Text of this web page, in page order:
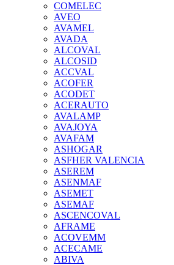
COMELEC
AVEO
AVAMEL
AVADA
ALCOVAL
ALCOSID
ACCVAL
ACOFER
ACODET
ACERAUTO
AVALAMP
AVAJOYA
AVAFAM
ASHOGAR
ASFHER VALENCIA
ASEREM
ASENMAF
ASEMET
ASEMAF
ASCENCOVAL
AFRAME
ACOVEMM
ACECAME
ABIVA